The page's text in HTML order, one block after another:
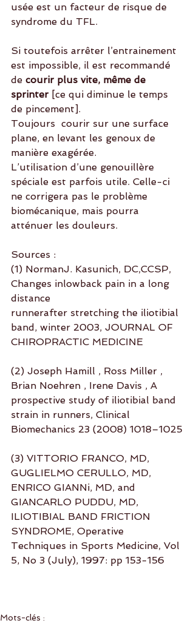
usée est un facteur de risque de
syndrome du TFL.
Si toutefois arrêter l’entrainement
est impossible, il est recommandé
de courir plus vite, même de
sprinter [ce qui diminue le temps
de pincement].
Toujours  courir sur une surface
plane, en levant les genoux de
manière exagérée.
L’utilisation d’une genouillère
spéciale est parfois utile. Celle-ci
ne corrigera pas le problème
biomécanique, mais pourra
atténuer les douleurs.
Sources :
(1) NormanJ. Kasunich, DC,CCSP,
Changes inlowback pain in a long
distance
runnerafter stretching the iliotibial
band, winter 2003, JOURNAL OF
CHIROPRACTIC MEDICINE
(2) Joseph Hamill , Ross Miller ,
Brian Noehren , Irene Davis , A
prospective study of iliotibial band
strain in runners, Clinical
Biomechanics 23 (2008) 1018–1025
(3) VITTORIO FRANCO, MD,
GUGLIELMO CERULLO, MD,
ENRICO GIANNi, MD, and
GIANCARLO PUDDU, MD,
ILIOTIBIAL BAND FRICTION
SYNDROME, Operative
Techniques in Sports Medicine, Vol
5, No 3 (July), 1997: pp 153-156
Mots-clés :